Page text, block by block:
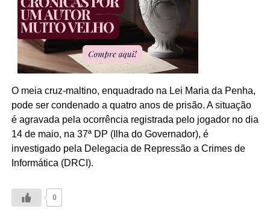
O meia cruz-maltino, enquadrado na Lei Maria da Penha,
pode ser condenado a quatro anos de prisão. A situação
é agravada pela ocorrência registrada pelo jogador no dia
14 de maio, na 37ª DP (Ilha do Governador), é
investigado pela Delegacia de Repressão a Crimes de
Informática (DRCI).
0